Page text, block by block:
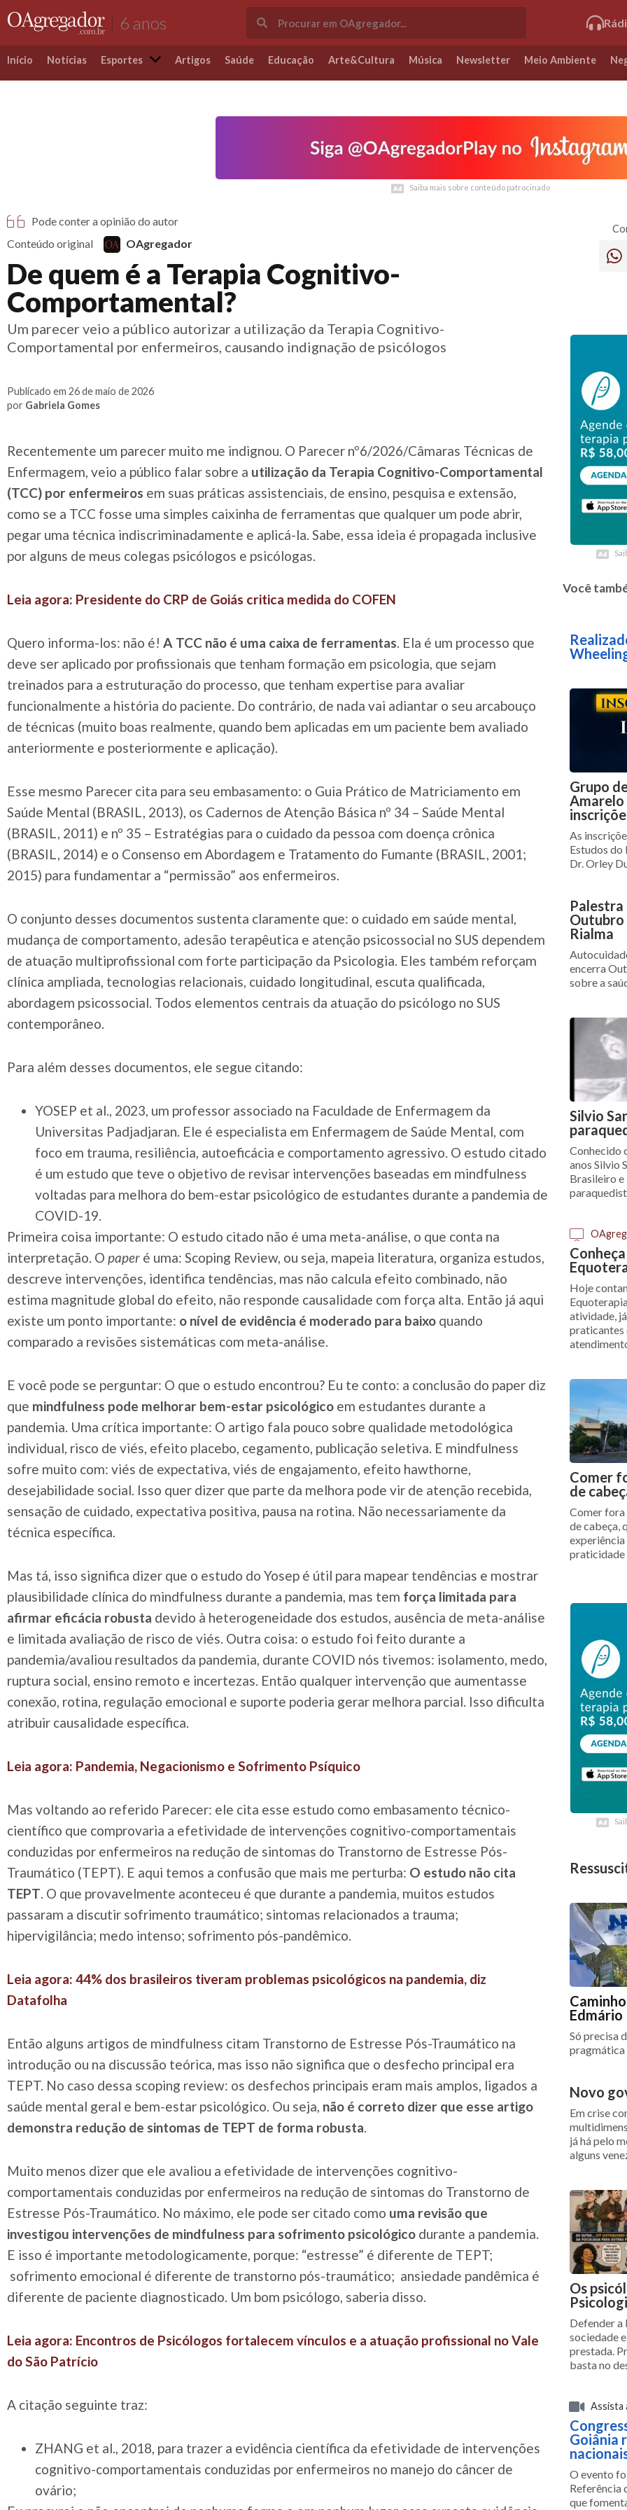
6 anos
Início Notícias Esportes Artigos Saúde Educação Arte&Cultura Música Newsletter Meio Ambiente
Saiba mais sobre conteúdo patrocinado
Saiba mais sobre conteúdo patrocinado
Pode conter a opinião do autor
Conteúdo original
OAgregador
De quem é a Terapia Cognitivo-
Comportamental?
Um parecer veio a público autorizar a utilização da Terapia Cognitivo-
Comportamental por enfermeiros, causando indignação de psicólogos
Publicado em 26 de maio de 2026
por Gabriela Gomes
Recentemente um parecer muito me indignou. O Parecer nº6/2026/Câmaras Técnicas de
Enfermagem, veio a público falar sobre a utilização da Terapia Cognitivo-Comportamental
(TCC) por enfermeiros em suas práticas assistenciais, de ensino, pesquisa e extensão,
como se a TCC fosse uma simples caixinha de ferramentas que qualquer um pode abrir,
pegar uma técnica indiscriminadamente e aplicá-la. Sabe, essa ideia é propagada inclusive
por alguns de meus colegas psicólogos e psicólogas.
Leia agora: Presidente do CRP de Goiás critica medida do COFEN
Quero informa-los: não é! A TCC não é uma caixa de ferramentas. Ela é um processo que
deve ser aplicado por profissionais que tenham formação em psicologia, que sejam
treinados para a estruturação do processo, que tenham expertise para avaliar
funcionalmente a história do paciente. Do contrário, de nada vai adiantar o seu arcabouço
de técnicas (muito boas realmente, quando bem aplicadas em um paciente bem avaliado
anteriormente e posteriormente e aplicação).
Esse mesmo Parecer cita para seu embasamento: o Guia Prático de Matriciamento em
Saúde Mental (BRASIL, 2013), os Cadernos de Atenção Básica nº 34 – Saúde Mental
(BRASIL, 2011) e nº 35 – Estratégias para o cuidado da pessoa com doença crônica
(BRASIL, 2014) e o Consenso em Abordagem e Tratamento do Fumante (BRASIL, 2001;
2015) para fundamentar a “permissão” aos enfermeiros.
O conjunto desses documentos sustenta claramente que: o cuidado em saúde mental,
mudança de comportamento, adesão terapêutica e atenção psicossocial no SUS dependem
de atuação multiprofissional com forte participação da Psicologia. Eles também reforçam
clínica ampliada, tecnologias relacionais, cuidado longitudinal, escuta qualificada,
abordagem psicossocial. Todos elementos centrais da atuação do psicólogo no SUS
contemporâneo.
Para além desses documentos, ele segue citando:
YOSEP et al., 2023, um professor associado na Faculdade de Enfermagem da
Universitas Padjadjaran. Ele é especialista em Enfermagem de Saúde Mental, com
foco em trauma, resiliência, autoeficácia e comportamento agressivo. O estudo citado
é um estudo que teve o objetivo de revisar intervenções baseadas em mindfulness
voltadas para melhora do bem-estar psicológico de estudantes durante a pandemia de
COVID-19.
Primeira coisa importante: O estudo citado não é uma meta-análise, o que conta na
interpretação. O paper é uma: Scoping Review, ou seja, mapeia literatura, organiza estudos,
descreve intervenções, identifica tendências, mas não calcula efeito combinado, não
estima magnitude global do efeito, não responde causalidade com força alta. Então já aqui
existe um ponto importante: o nível de evidência é moderado para baixo quando
comparado a revisões sistemáticas com meta-análise.
E você pode se perguntar: O que o estudo encontrou? Eu te conto: a conclusão do paper diz
que mindfulness pode melhorar bem-estar psicológico em estudantes durante a
pandemia. Uma crítica importante: O artigo fala pouco sobre qualidade metodológica
individual, risco de viés, efeito placebo, cegamento, publicação seletiva. E mindfulness
sofre muito com: viés de expectativa, viés de engajamento, efeito hawthorne,
desejabilidade social. Isso quer dizer que parte da melhora pode vir de atenção recebida,
sensação de cuidado, expectativa positiva, pausa na rotina. Não necessariamente da
técnica específica.
Mas tá, isso significa dizer que o estudo do Yosep é útil para mapear tendências e mostrar
plausibilidade clínica do mindfulness durante a pandemia, mas tem força limitada para
afirmar eficácia robusta devido à heterogeneidade dos estudos, ausência de meta-análise
e limitada avaliação de risco de viés. Outra coisa: o estudo foi feito durante a
pandemia/avaliou resultados da pandemia, durante COVID nós tivemos: isolamento, medo,
ruptura social, ensino remoto e incertezas. Então qualquer intervenção que aumentasse
conexão, rotina, regulação emocional e suporte poderia gerar melhora parcial. Isso dificulta
atribuir causalidade específica.
Leia agora: Pandemia, Negacionismo e Sofrimento Psíquico
Mas voltando ao referido Parecer: ele cita esse estudo como embasamento técnico-
científico que comprovaria a efetividade de intervenções cognitivo-comportamentais
conduzidas por enfermeiros na redução de sintomas do Transtorno de Estresse Pós-
Traumático (TEPT). E aqui temos a confusão que mais me perturba: O estudo não cita
TEPT. O que provavelmente aconteceu é que durante a pandemia, muitos estudos
passaram a discutir sofrimento traumático; sintomas relacionados a trauma;
hipervigilância; medo intenso; sofrimento pós-pandêmico.
Leia agora: 44% dos brasileiros tiveram problemas psicológicos na pandemia, diz
Datafolha
Então alguns artigos de mindfulness citam Transtorno de Estresse Pós-Traumático na
introdução ou na discussão teórica, mas isso não significa que o desfecho principal era
TEPT. No caso dessa scoping review: os desfechos principais eram mais amplos, ligados a
saúde mental geral e bem-estar psicológico. Ou seja, não é correto dizer que esse artigo
demonstra redução de sintomas de TEPT de forma robusta.
Muito menos dizer que ele avaliou a efetividade de intervenções cognitivo-
comportamentais conduzidas por enfermeiros na redução de sintomas do Transtorno de
Estresse Pós-Traumático. No máximo, ele pode ser citado como uma revisão que
investigou intervenções de mindfulness para sofrimento psicológico durante a pandemia.
E isso é importante metodologicamente, porque: “estresse” é diferente de TEPT;
sofrimento emocional é diferente de transtorno pós-traumático; ansiedade pandêmica é
diferente de paciente diagnosticado. Um bom psicólogo, saberia disso.
Leia agora: Encontros de Psicólogos fortalecem vínculos e a atuação profissional no Vale
do São Patrício
A citação seguinte traz:
ZHANG et al., 2018, para trazer a evidência científica da efetividade de intervenções
cognitivo-comportamentais conduzidas por enfermeiros no manejo do câncer de
ovário;
Você
Grupo
Amarelo
As
Estudos
Dr. Orley
Palestra
Outubro
Rialma
encerra
sobre a
Silvio
Conhecido
anos Silvio
Brasileiro e
Hoje
atividade,
praticantes
Comer
de
Comer fora
de cabeça,
praticidade
Edmário
Só precisa
pragmática
Novo
Em crise
já há pelo
alguns
Os
Defender a
sociedade
prestada.
basta no
Assista
Goiânia
O evento
Referência
que